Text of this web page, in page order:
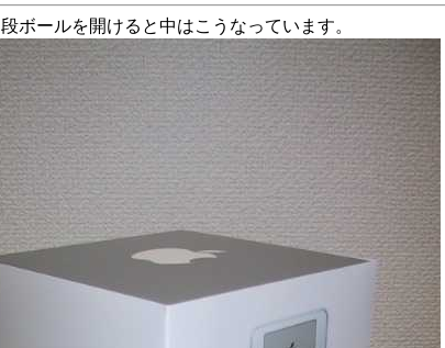
段ボールを開けると中はこうなっています。